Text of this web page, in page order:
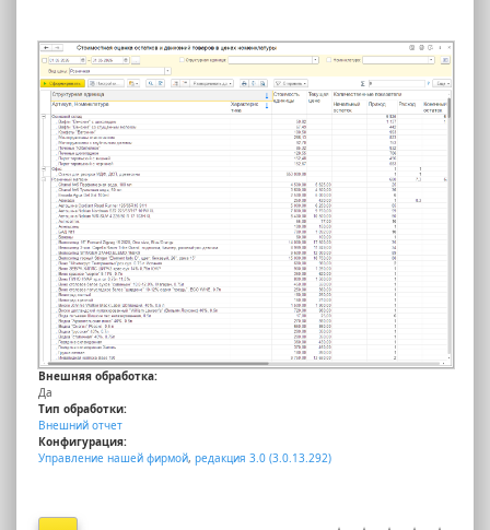
Внешняя обработка:
Да
Тип обработки:
Внешний отчет
Конфигурация:
Управление нашей фирмой, редакция 3.0 (3.0.13.292)